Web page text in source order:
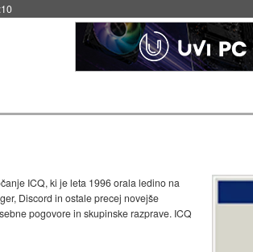
ICQ, ki je leta 1996 orala ledino na
Discord in ostale precej novejše
pogovore in skupinske razprave. ICQ